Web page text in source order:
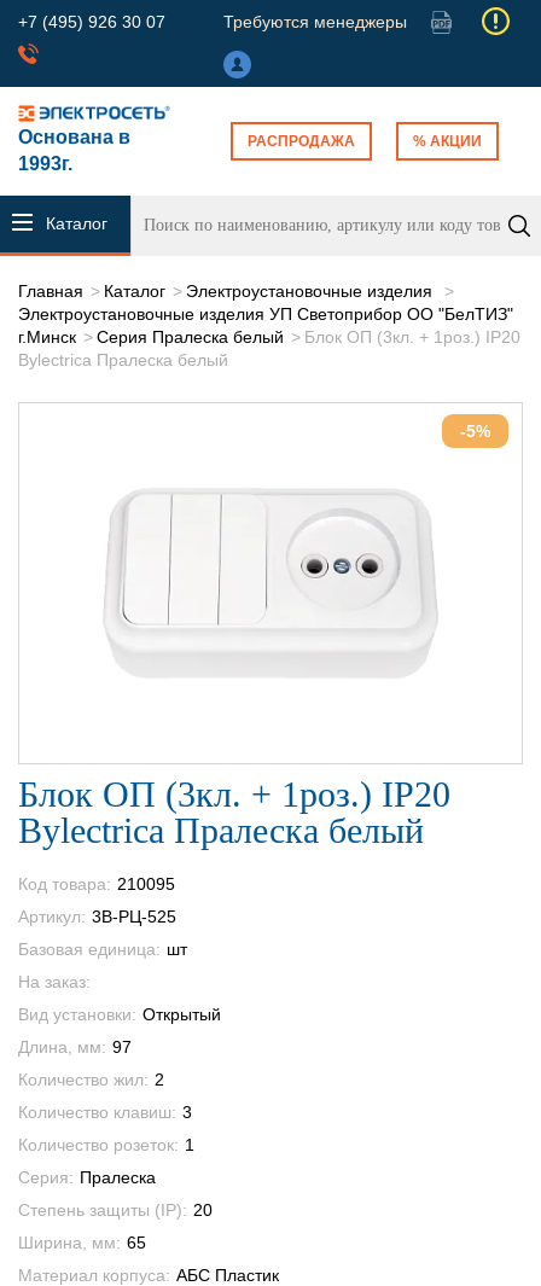
+7 (495) 926 30 07 Требуются менеджеры
Основана в
1993г.
РАСПРОДАЖА % АКЦИИ
Каталог
Главная Каталог
Электроустановочные изделия
Электроустановочные изделия УП Светоприбор ОО "БелТИЗ"
г.Минск
Серия Пралеска белый
Блок ОП (3кл. + 1роз.) IP20
Bylectrica Пралеска белый
-5%
Блок ОП (3кл. + 1роз.) IP20
Bylectrica Пралеска белый
Код товара: 210095
Артикул: 3В-РЦ-525
Базовая единица: шт
На заказ:
Вид установки: Открытый
Длина, мм: 97
Количество жил: 2
Количество клавиш: 3
Количество розеток: 1
Серия: Пралеска
Степень защиты (IP): 20
Ширина, мм: 65
Материал корпуса: АБС Пластик